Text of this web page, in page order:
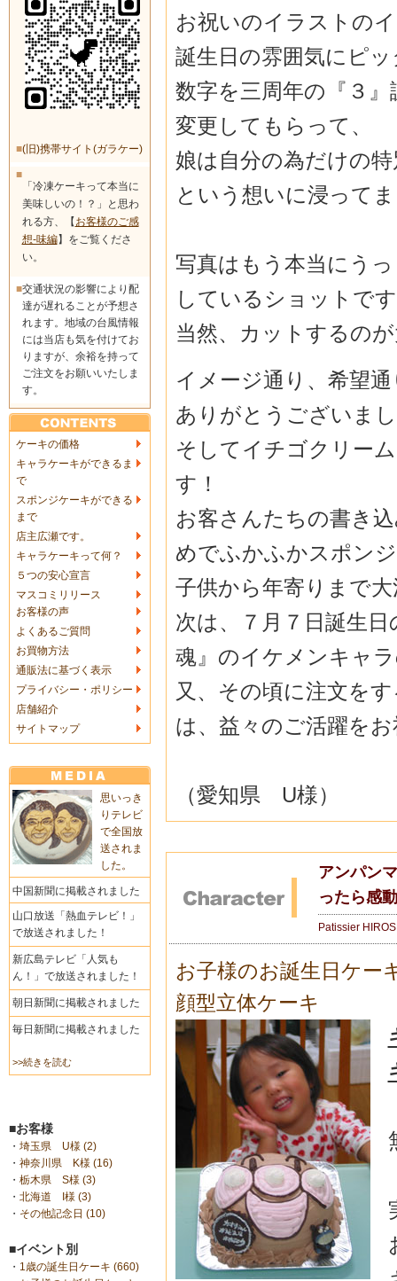
■(旧)携帯サイト(ガラケー)
■
「冷凍ケーキって本当に
美味しいの！？」と思わ
れる方、【 お客様のご感
想-味編】をご覧くださ
い。
■交通状況の影響により配
達が遅れることが予想さ
れます。地域の台風情報
には当店も気を付けてお
りますが、余裕を持って
ご注文をお願いいたしま
す。
ケーキの価格
キャラケーキができるま
で
スポンジケーキができる
まで
店主広瀬です。
キャラケーキって何？
５つの安心宣言
マスコミリリース
お客様の声
よくあるご質問
お買物方法
通販法に基づく表示
プライバシー・ポリシー
店舗紹介
サイトマップ
思いっき
りテレビ
で全国放
送されま
した。
中国新聞に掲載されました
山口放送「熱血テレビ！」
で放送されました！
新広島テレビ「人気も
ん！」で放送されました！
朝日新聞に掲載されました
毎日新聞に掲載されました
>>続きを読む
■お客様
・ 埼玉県 U様 (2)
・ 神奈川県 K様 (16)
・ 栃木県 S様 (3)
・ 北海道 I様 (3)
・ その他記念日 (10)
■イベント別
・ 1歳の誕生日ケーキ (660)
お祝いのイラストの
誕生日の雰囲気にピ
数字を三周年の『３
変更してもらって、
娘は自分の為だけの
という想いに浸って
写真はもう本当にう
しているショットで
当然、カットするの
イメージ通り、希望
ありがとうございま
そしてイチゴクリー
す！
お客さんたちの書き
めでふかふかスポン
子供から年寄りまで
次は、７月７日誕生
魂』のイケメンキャ
又、その頃に注文を
は、益々のご活躍を
（愛知県 U様）
アンパン
ったら感
Patissier
お子様のお誕生日ケー
顔型立体ケーキ